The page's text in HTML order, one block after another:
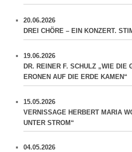
20.06.2026
DREI CHÖRE – EIN KONZERT.
19.06.2026
DR. REINER F. SCHULZ „WIE DIE
ERONEN AUF DIE ERDE KAMEN“
15.05.2026
VERNISSAGE HERBERT MARIA
UNTER STROM“
04.05.2026